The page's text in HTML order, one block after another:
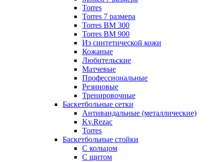
Torres
Torres 7 размера
Torres BM 300
Torres BM 900
Из синтетической кожи
Кожаные
Любительские
Матчевые
Профессиональные
Резиновые
Тренировочные
Баскетбольные сетки
Антивандальные (металлические)
Kv.Rezac
Torres
Баскетбольные стойки
С кольцом
С щитом